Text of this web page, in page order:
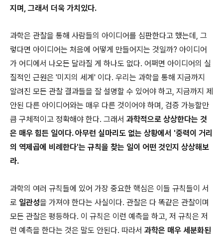
지며, 그래서 더욱 가치있다.
과학은 관찰을 통해 사람들의 아이디어를 심판한다고 했는데, 그
렇다면 아이디어는 처음에 어떻게 만들어지는 것일까? 아이디어
가 어디에서 나오든 달라질 게 하나도 없다. 어쩌면 아이디어의 실
질적인 근원은 '미지의 세계' 이다. 우리는 과학을 통해 지금까지
알려진 모든 관찰 결과들을 잘 설명할 수 있어야 하고, 지금까지 제
안된 다른 아이디어와는 매우 다른 것이어야 하며, 검증 가능할만
큼 구체적이고 정확해야 한다. 그래서 과학적으로 상상한다는 것
은 매우 힘든 일이다.아무런 실마리도 없는 상황에서 '중력이 거리
의 역제곱에 비례한다'는 규칙을 찾는 일이 어떤 것인지 상상해보
라.
과학의 여러 규칙들에 있어 가장 중요한 핵심은 이들 규칙들이 서
로 일관성을 가져야 한다는 사실이다. 관찰은 다 똑같은 관찰이며
모든 관찰은 평등하다. 이 규칙은 이런 예측을 하고, 저 규칙은 저
런 예측을 한다는 것은 말도 안된다. 따라서 과학은 매우 세분화된